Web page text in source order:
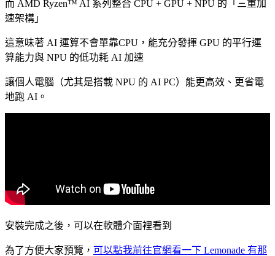
而 AMD Ryzen™ AI 系列整合 CPU + GPU + NPU 的「三重加
速架構」
這意味著 AI 運算不會單靠CPU，能充分發揮 GPU 的平行運
算能力與 NPU 的低功耗 AI 加速
讓個人電腦（尤其是搭載 NPU 的 AI PC）能更高效、更省電
地跑 AI。
安裝完成之後，可以在軟體介面裡看到
為了方便大家預覽， 可以點我前往官網看一下 Lemonade 有那